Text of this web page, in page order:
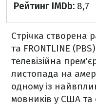
Рейтинг IMDb: 8,7
Стрічка створена
та FRONTLINE
телевізійна
листопада на
одному із
мовників у США та